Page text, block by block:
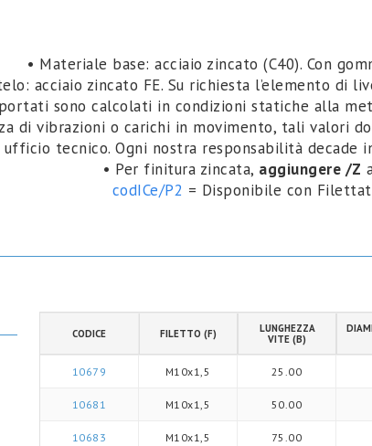
• Materiale base: acciaio zincato (C40). Con
acciaio zincato FE. Su richiesta l’elemento di
sono calcolati in condizioni statiche alla
di vibrazioni o carichi in movimento, tali valori
tecnico. Ogni nostra responsabilità decade
• Per finitura zincata, aggiungere /Z
codICe/P2 = Disponibile con
CODICE FILETTO (F)
LUNGHEZZA
VITE (B)
10679 M10x1,5 25.00
10681 M10x1,5 50.00
10683 M10x1,5 75.00